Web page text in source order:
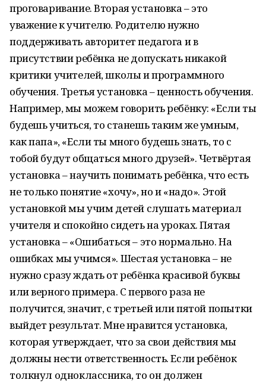
проговаривание. Вторая установка – это
уважение к учителю. Родителю нужно
поддерживать авторитет педагога и в
присутствии ребёнка не допускать никакой
критики учителей, школы и программного
обучения. Третья установка – ценность обучения.
Например, мы можем говорить ребёнку: «Если ты
будешь учиться, то станешь таким же умным,
как папа», «Если ты много будешь знать, то с
тобой будут общаться много друзей». Четвёртая
установка – научить понимать ребёнка, что есть
не только понятие «хочу», но и «надо». Этой
установкой мы учим детей слушать материал
учителя и спокойно сидеть на уроках. Пятая
установка – «Ошибаться – это нормально. На
ошибках мы учимся». Шестая установка – не
нужно сразу ждать от ребёнка красивой буквы
или верного примера. С первого раза не
получится, значит, с третьей или пятой попытки
выйдет результат. Мне нравится установка,
которая утверждает, что за свои действия мы
должны нести ответственность. Если ребёнок
толкнул одноклассника, то он должен